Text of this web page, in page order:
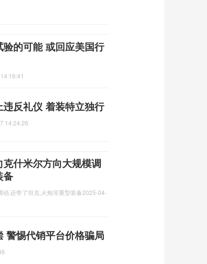
的可能 或回应美国行
反礼仪 着装特立独行
14:24:26
什米尔方向大规模调
备
,还带了坦克,火炮等重型装备2025-04-
警惕代销平台价格骗局